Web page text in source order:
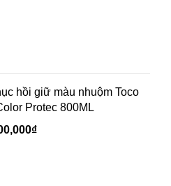
hồi giữ màu nhuộm Toco
Protec 800ML
₫